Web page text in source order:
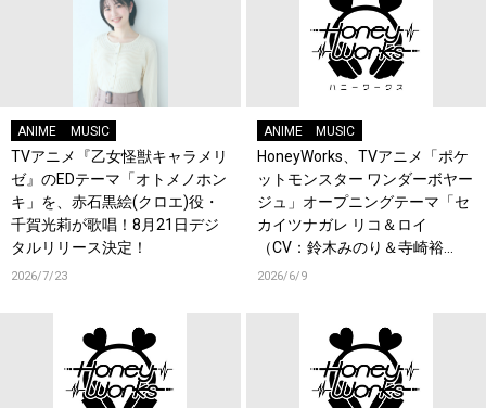
ANIME MUSIC
TVアニメ『乙女怪獣キャラメリ
ゼ』のEDテーマ「オトメノホン
キ」を、赤石黒絵(クロエ)役・
千賀光莉が歌唱！8月21日デジ
タルリリース決定！
2026/7/23
ANIME MUSIC
HoneyWorks、TVアニメ「ポケ
ットモンスター ワンダーボヤー
ジュ」オープニングテーマ「セ
カイツナガレ リコ＆ロイ
（CV：鈴木みのり＆寺崎裕
香）」各配信サービスによるキ
2026/6/9